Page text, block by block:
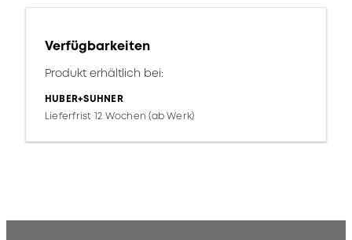
Verfügbarkeiten
Produkt erhältlich bei:
HUBER+SUHNER
Lieferfrist 12 Wochen (ab Werk)